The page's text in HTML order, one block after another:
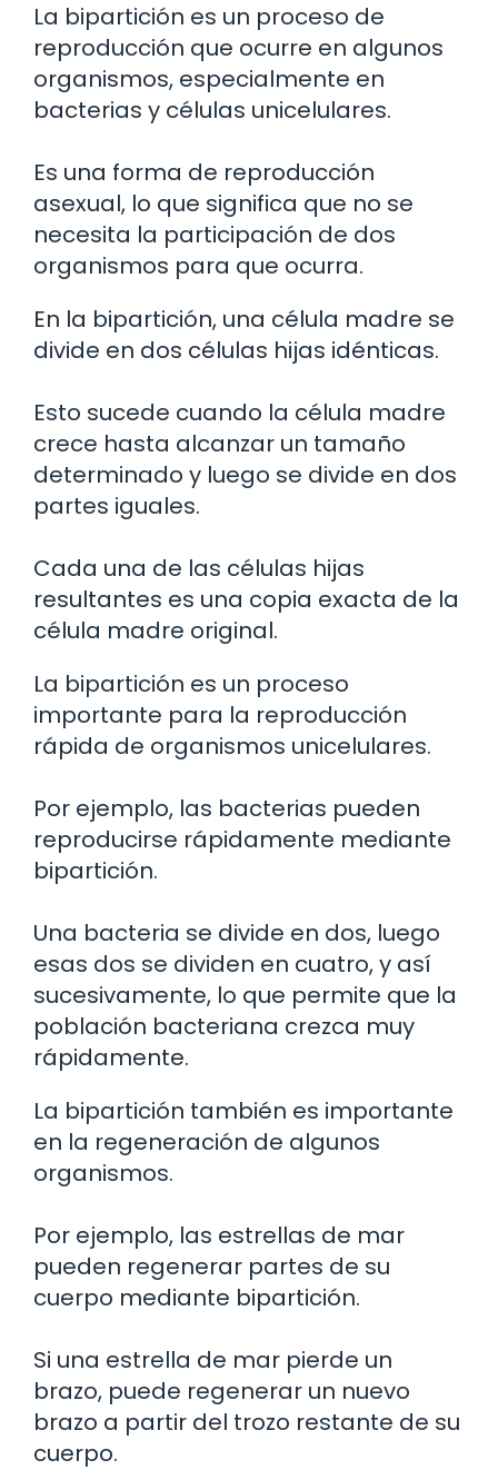
La bipartición es un proceso de
reproducción que ocurre en algunos
organismos, especialmente en
bacterias y células unicelulares.
Es una forma de reproducción
asexual, lo que significa que no se
necesita la participación de dos
organismos para que ocurra.
En la bipartición, una célula madre se
divide en dos células hijas idénticas.
Esto sucede cuando la célula madre
crece hasta alcanzar un tamaño
determinado y luego se divide en dos
partes iguales.
Cada una de las células hijas
resultantes es una copia exacta de la
célula madre original.
La bipartición es un proceso
importante para la reproducción
rápida de organismos unicelulares.
Por ejemplo, las bacterias pueden
reproducirse rápidamente mediante
bipartición.
Una bacteria se divide en dos, luego
esas dos se dividen en cuatro, y así
sucesivamente, lo que permite que la
población bacteriana crezca muy
rápidamente.
La bipartición también es importante
en la regeneración de algunos
organismos.
Por ejemplo, las estrellas de mar
pueden regenerar partes de su
cuerpo mediante bipartición.
Si una estrella de mar pierde un
brazo, puede regenerar un nuevo
brazo a partir del trozo restante de su
cuerpo.